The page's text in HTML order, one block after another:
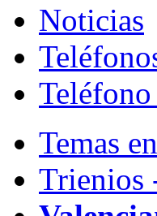
Noticias
Temas
Trienios